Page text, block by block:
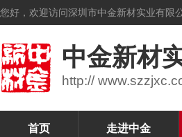
您好，欢迎访问深圳市中金新材实业有限
中金新材
http://
首页 走进中金